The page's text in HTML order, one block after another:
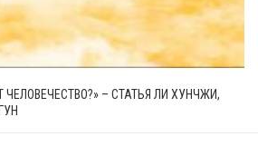
– СТАТЬЯ ЛИ ХУНЧЖИ,